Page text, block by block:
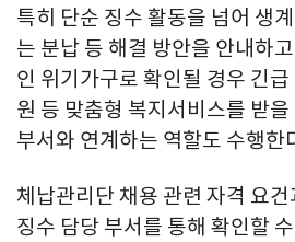
특히 단순 징수 활동을 넘어 생
는 분납 등 해결 방안을 안내하
인 위기가구로 확인될 경우 긴급
원 등 맞춤형 복지서비스를 받을
부서와 연계하는 역할도 수행한
체납관리단 채용 관련 자격 요
징수 담당 부서를 통해 확인할